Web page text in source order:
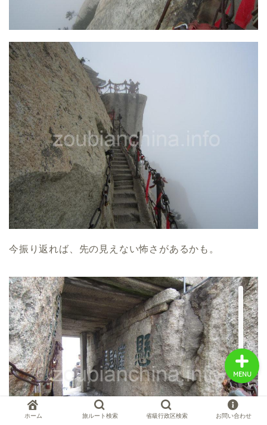
今振り返れば、先の見えない怖さがあるかも。
ホーム 旅ルート検索 省級行政区検索 お問い合わせ
MENU
中国お薦め観光地
中国麺ランキング